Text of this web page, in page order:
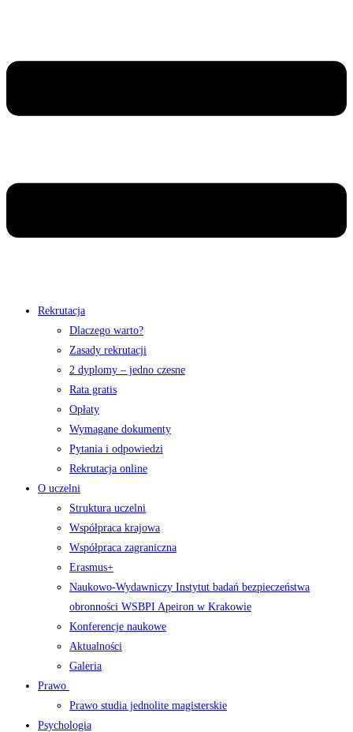
Rekrutacja
Dlaczego warto?
Zasady rekrutacji
2 dyplomy – jedno czesne
Rata gratis
Opłaty
Wymagane dokumenty
Pytania i odpowiedzi
Rekrutacja online
O uczelni
Struktura uczelni
Współpraca krajowa
Współpraca zagraniczna
Erasmus+
Naukowo-Wydawniczy Instytut badań bezpieczeństwa
obronności WSBPI Apeiron w Krakowie
Konferencje naukowe
Aktualności
Galeria
Prawo
Prawo studia jednolite magisterskie
Psychologia